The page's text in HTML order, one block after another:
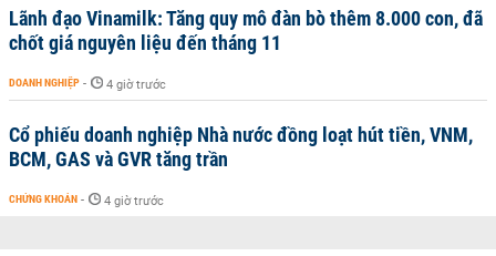
Lãnh đạo Vinamilk: Tăng quy mô đàn bò thêm 8.000 con, đã
chốt giá nguyên liệu đến tháng 11
DOANH NGHIỆP - 4 giờ trước
Cổ phiếu doanh nghiệp Nhà nước đồng loạt hút tiền, VNM,
BCM, GAS và GVR tăng trần
CHỨNG KHOÁN - 4 giờ trước